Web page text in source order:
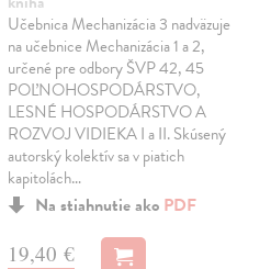
Učebnica Mechanizácia 3 nadväzuje
na učebnice Mechanizácia 1 a 2,
určené pre odbory ŠVP 42, 45
POĽNOHOSPODÁRSTVO,
LESNÉ HOSPODÁRSTVO A
ROZVOJ VIDIEKA I a II. Skúsený
autorský kolektív sa v piatich
kapitolách…
Na stiahnutie ako PDF
19,40 €